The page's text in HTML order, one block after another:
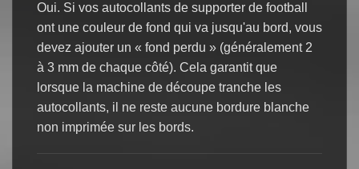
Oui. Si vos autocollants de supporter de football
ont une couleur de fond qui va jusqu'au bord, vous
devez ajouter un « fond perdu » (généralement 2
à 3 mm de chaque côté). Cela garantit que
lorsque la machine de découpe tranche les
autocollants, il ne reste aucune bordure blanche
non imprimée sur les bords.